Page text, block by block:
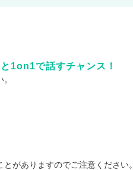
1on1で話すチャンス！
がありますのでご注意ください。